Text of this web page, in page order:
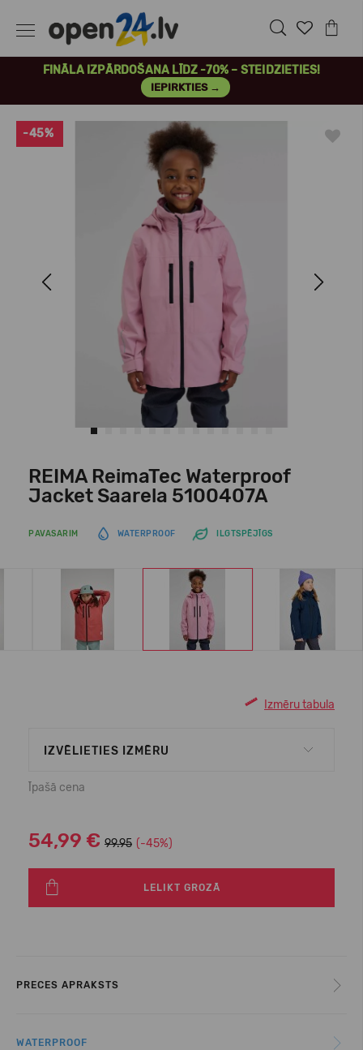
FINĀLA IZPĀRDOŠANA LĪDZ -70% – STEIDZIETIES!
IEPIRKTIES →
Next
-45%
REIMA ReimaTec Waterproof
Jacket Saarela 5100407A
PAVASARIM WATERPROOF ILGTSPĒJĪGS
Izmēru tabula
IZVĒLIETIES IZMĒRU
Īpašā cena
54,99 € 99.95 (-45%)
LELIKT GROZĀ
PRECES APRAKSTS
WATERPROOF